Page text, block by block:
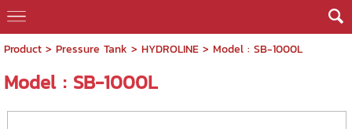
Product> Pressure Tank > HYDROLINE> Model : SB-1000L
Model : SB-1000L